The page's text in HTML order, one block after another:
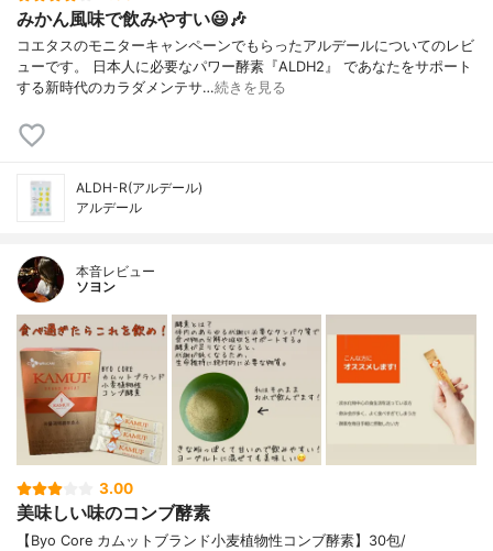
みかん風味で飲みやすい😃🎶
コエタスのモニターキャンペーンでもらったアルデールについてのレビ
ューです。 日本人に必要なパワー酵素『ALDH2』 であなたをサポート
する新時代のカラダメンテサ…続きを見る
ALDH-R(アルデール)
アルデール
本音レビュー
ソヨン
3.00
美味しい味のコンブ酵素
【Byo Core カムットブランド小麦植物性コンブ酵素】30包/